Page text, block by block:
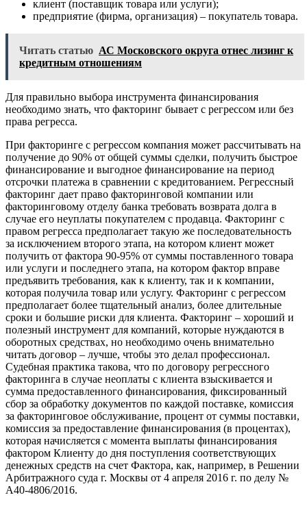
клиент (поставщик товара или услуги);
предприятие (фирма, организация) – покупатель товара.
Читать статью АС Московского округа отнес лизинг к
кредитным отношениям
Для правильно выбора инструмента финансирования
необходимо знать, что факторинг бывает с регрессом или без
права регресса.
При факторинге с регрессом компания может рассчитывать на
получение до 90% от общей суммы сделки, получить быстрое
финансирование и выгодное финансирование на период
отсрочки платежа в сравнении с кредитованием. Регрессный
факторинг дает право факторинговой компании или
факторинговому отделу банка требовать возврата долга в
случае его неуплаты покупателем с продавца. Факторинг с
правом регресса предполагает такую же последовательность
за исключением второго этапа, на котором клиент может
получить от фактора 90-95% от суммы поставленного товара
или услуги и последнего этапа, на котором фактор вправе
предъявить требования, как к клиенту, так и к компании,
которая получила товар или услугу. Факторинг с регрессом
предполагает более тщательный анализ, более длительные
сроки и большие риски для клиента. Факторинг – хороший и
полезный инструмент для компаний, которые нуждаются в
оборотных средствах, но необходимо очень внимательно
читать договор – лучше, чтобы это делал профессионал.
Судебная практика такова, что по договору регрессного
факторинга в случае неоплаты с клиента взыскивается и
сумма предоставленного финансирования, фиксированный
сбор за обработку документов по каждой поставке, комиссия
за факторинговое обслуживание, процент от суммы поставки,
комиссия за предоставление финансирования (в процентах),
которая начисляется с момента выплаты финансирования
фактором Клиенту до дня поступления соответствующих
денежных средств на счет Фактора, как, например, в Решении
Арбитражного суда г. Москвы от 4 апреля 2016 г. по делу №
А40-4806/2016.